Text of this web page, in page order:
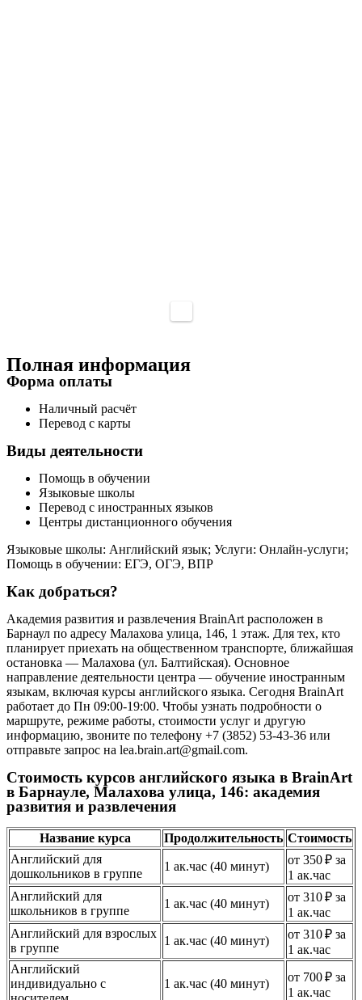
Полная информация
Форма оплаты
Наличный расчёт
Перевод с карты
Виды деятельности
Помощь в обучении
Языковые школы
Перевод с иностранных языков
Центры дистанционного обучения
Языковые школы: Английский язык; Услуги: Онлайн-услуги;
Помощь в обучении: ЕГЭ, ОГЭ, ВПР
Как добраться?
Академия развития и развлечения BrainArt расположен в
Барнаул по адресу Малахова улица, 146, 1 этаж. Для тех, кто
планирует приехать на общественном транспорте, ближайшая
остановка — Малахова (ул. Балтийская). Основное
направление деятельности центра — обучение иностранным
языкам, включая курсы английского языка. Сегодня BrainArt
работает до Пн 09:00-19:00. Чтобы узнать подробности о
маршруте, режиме работы, стоимости услуг и другую
информацию, звоните по телефону +7 (3852) 53-43-36 или
отправьте запрос на lea.brain.art@gmail.com.
Стоимость курсов английского языка в BrainArt
в Барнауле, Малахова улица, 146: академия
развития и развлечения
Название курса Продолжительность Стоимость
Английский для
дошкольников в группе
1 ак.час (40 минут)
от 350 ₽ за
1 ак.час
Английский для
школьников в группе
1 ак.час (40 минут)
от 310 ₽ за
1 ак.час
Английский для взрослых
в группе
1 ак.час (40 минут)
от 310 ₽ за
1 ак.час
Английский
индивидуально с
1 ак.час (40 минут)
от 700 ₽ за
1 ак.час